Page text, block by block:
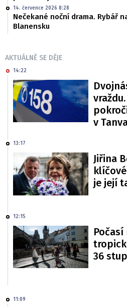
14. července 2026 8:28
Nečekané noční drama. Rybář
Blanensku
AKTUÁLNĚ SE DĚJE
14:22
v
13:17
Jiřina
je její
12:15
36
11:09